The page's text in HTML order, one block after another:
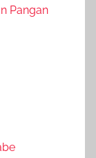
Pangan